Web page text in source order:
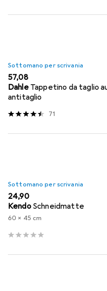
Sottomano per scrivania
EUR
57,08
Dahle Tappetino da taglio
antitaglio
71
Sottomano per scrivania
EUR
24,90
Kendo Schneidmatte
60 x 45 cm